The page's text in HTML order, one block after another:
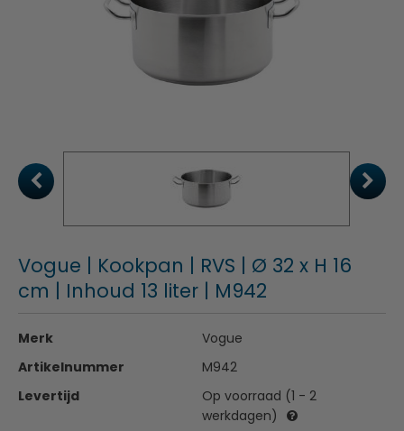
Vogue | Kookpan | RVS | Ø 32 x H 16
cm | Inhoud 13 liter | M942
Merk
Vogue
Artikelnummer
M942
Levertijd
Op voorraad (1 - 2
werkdagen)